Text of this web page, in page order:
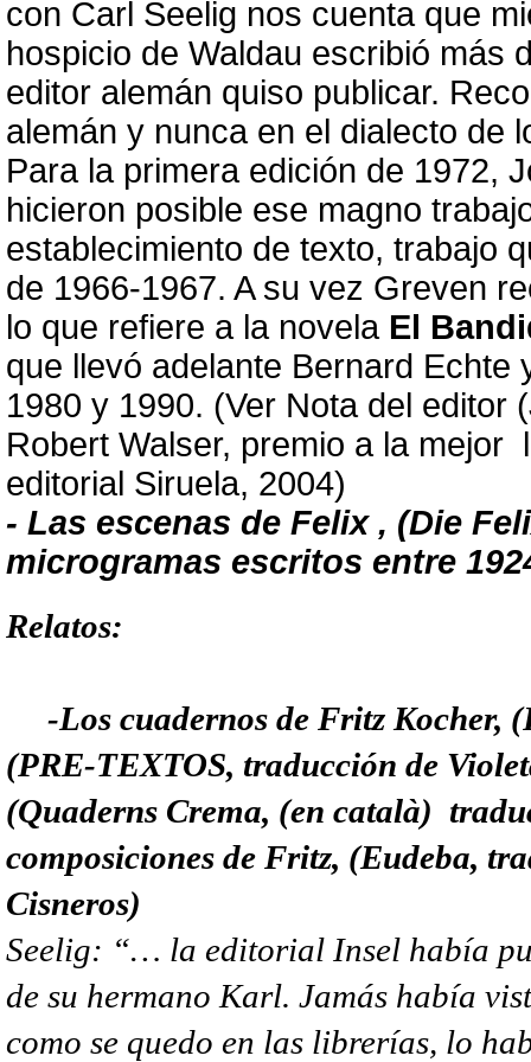
con Carl Seelig nos cuenta que
hospicio de Waldau escribió más
editor alemán quiso publicar.
alemán y nunca en el dialecto de
Para la primera edición de 1972,
hicieron posible ese magno
establecimiento de texto, trabajo
de 1966-1967. A su vez Greven
lo que refiere a la novela El
que llevó adelante Bernard
1980 y 1990. (Ver Nota del editor
Robert Walser, premio a la mejor
editorial Siruela, 2004)
- Las escenas de Felix , (Die
microgramas escritos entre
Relatos:
-Los cuadernos de Fritz Kocher,
(PRE-TEXTOS, traducción de
(Quaderns Crema, (en català)
composiciones de Fritz, (Eudeba,
Cisneros)
Seelig: “… la editorial Insel había
de su hermano Karl. Jamás había
como se quedo en las librerías, lo